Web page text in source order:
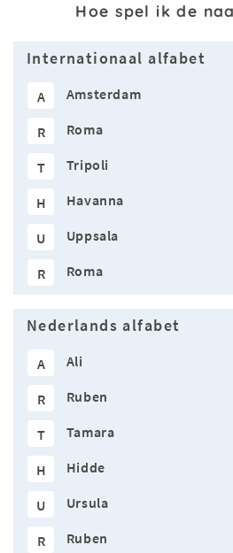
Hoe spel ik de
Internationaal alfabet
A Amsterdam
R Roma
T Tripoli
H Havanna
U Uppsala
R Roma
Nederlands alfabet
A Ali
R Ruben
T Tamara
H Hidde
U Ursula
R Ruben